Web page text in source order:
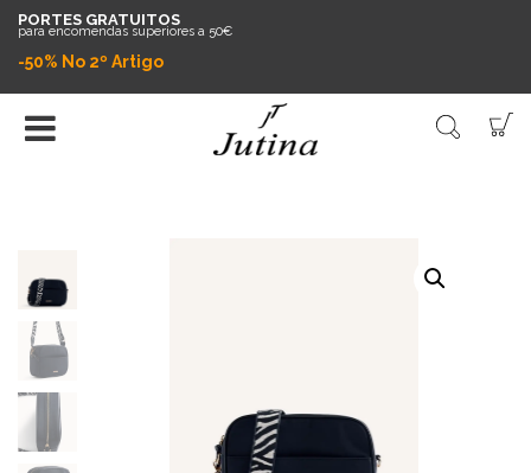
PORTES GRATUITOS
para encomendas superiores a 50€
-50% No 2º Artigo